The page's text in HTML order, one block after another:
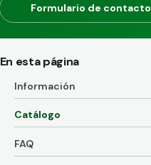
Formulario de contacto
En esta página
Información
Catálogo
FAQ